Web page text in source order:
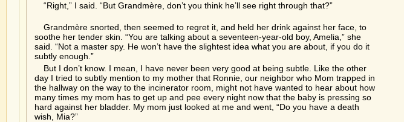
“Right,” I said. “But Grandmère, don’t you think he’ll see right through that?”
Grandmère snorted, then seemed to regret it, and held her drink against her face, to
soothe her tender skin. “You are talking about a seventeen-year-old boy, Amelia,” she
said. “Not a master spy. He won’t have the slightest idea what you are about, if you do it
subtly enough.”
But I don’t know. I mean, I have never been very good at being subtle. Like the other
day I tried to subtly mention to my mother that Ronnie, our neighbor who Mom trapped in
the hallway on the way to the incinerator room, might not have wanted to hear about how
many times my mom has to get up and pee every night now that the baby is pressing so
hard against her bladder. My mom just looked at me and went, “Do you have a death
wish, Mia?”